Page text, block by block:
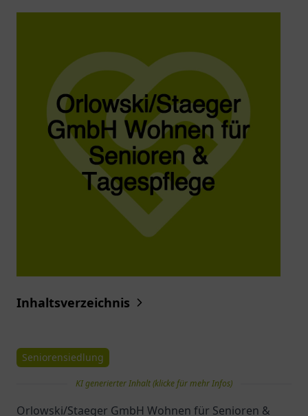
Inhaltsverzeichnis
Seniorensiedlung
KI generierter Inhalt (klicke für mehr Infos)
Orlowski/Staeger GmbH Wohnen für Senioren &